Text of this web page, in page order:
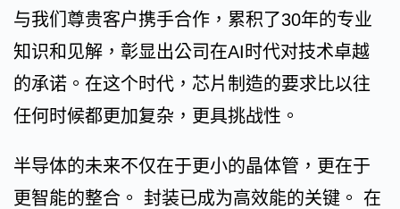
与我们尊贵客户携手合作，累积了30年的专业
知识和见解，彰显出公司在AI时代对技术卓越
的承诺。在这个时代，芯片制造的要求比以往
任何时候都更加复杂，更具挑战性。
半导体的未来不仅在于更小的晶体管，更在于
更智能的整合。 封装已成为高效能的关键。 在